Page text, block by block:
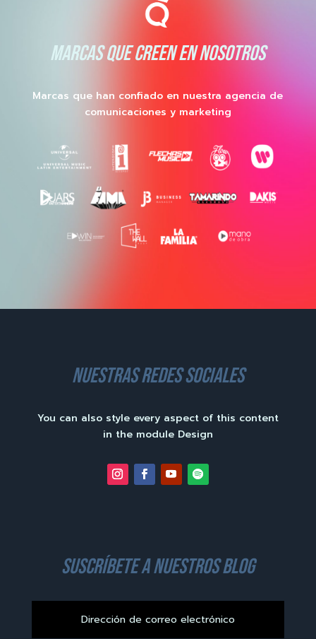
MARCAS QUE CREEN EN NOSOTROS
Marcas que han confiado en nuestra agencia de
comunicaciones y marketing
nuestras redes sociales
You can also style every aspect of this content
in the module Design
suscríbete a nuestros blog